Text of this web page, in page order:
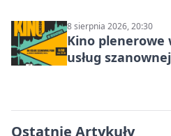
8 sierpnia 2026, 20:30
Kino plenerowe
usług
Ostatnie Artykuły